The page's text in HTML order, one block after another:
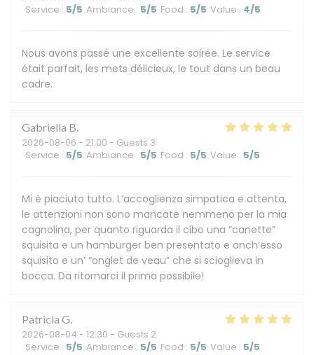
Service : 5/5 Ambiance : 5/5 Food : 5/5 Value : 4/5
Nous avons passé une excellente soirée. Le service
était parfait, les mets délicieux, le tout dans un beau
cadre.
Gabriella B
2026-08-06 - 21:00 - Guests 3
Service : 5/5 Ambiance : 5/5 Food : 5/5 Value : 5/5
Mi è piaciuto tutto. L’accoglienza simpatica e attenta,
le attenzioni non sono mancate nemmeno per la mia
cagnolina, per quanto riguarda il cibo una “canette”
squisita e un hamburger ben presentato e anch’esso
squisito e un’ “onglet de veau” che si scioglieva in
bocca. Da ritornarci il prima possibile!
Patricia G
2026-08-04 - 12:30 - Guests 2
Service : 5/5 Ambiance : 5/5 Food : 5/5 Value : 5/5